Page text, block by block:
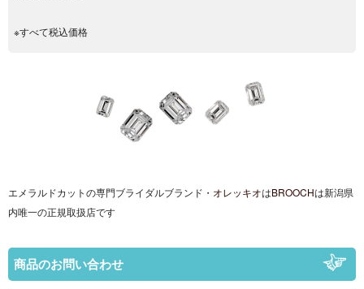
※すべて税込価格
エメラルドカットの専門ブライダルブランド・ オレッキオはBROOCHは新潟県
内唯一の正規取扱店です
商品のお問い合わせ